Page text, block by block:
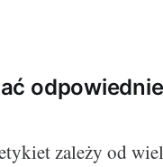
zależy od